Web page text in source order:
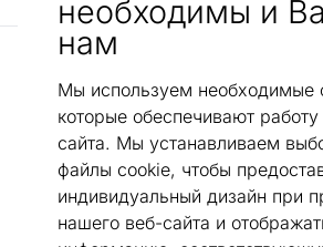
необходимы и
нам
Мы используем необходимые
которые обеспечивают
сайта. Мы устанавливаем
файлы cookie, чтобы
индивидуальный дизайн при
нашего веб-сайта и
Mассажные стулья